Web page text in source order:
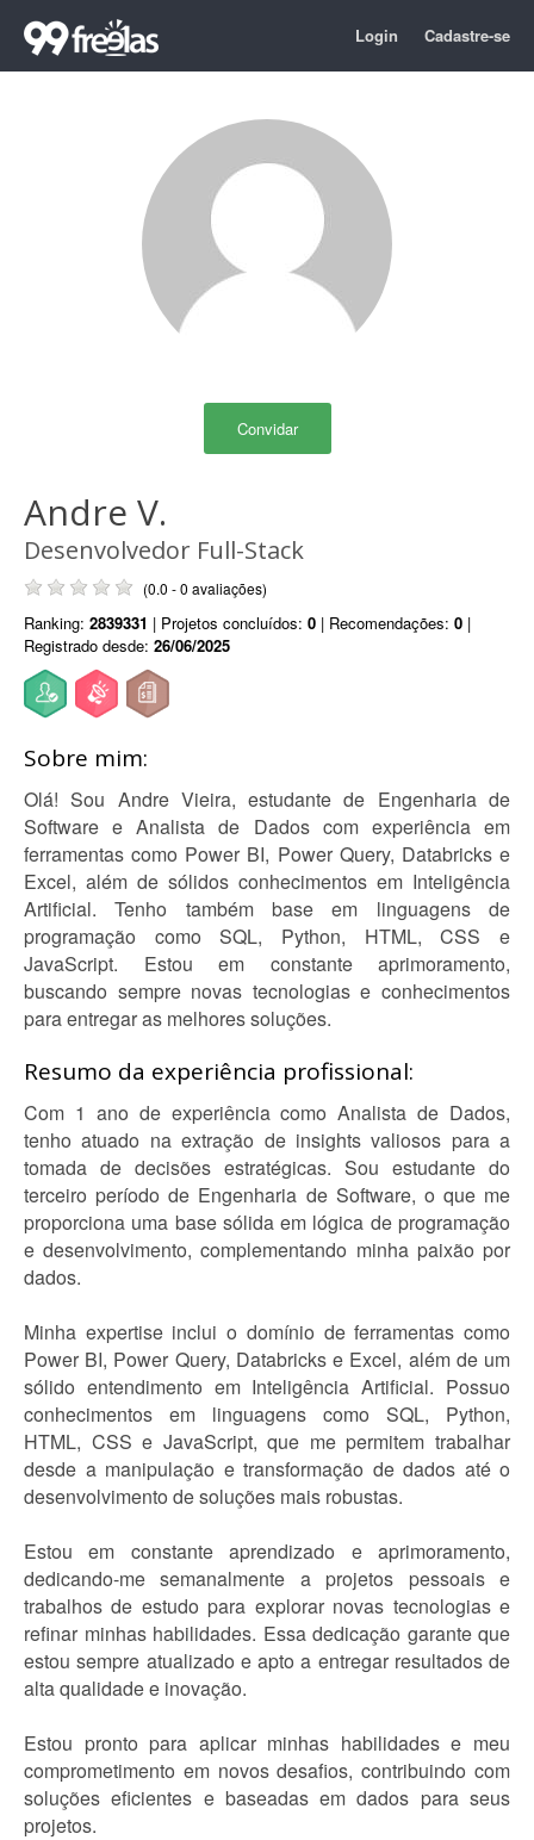
Login Cadastre-se
Convidar
Andre V.
Desenvolvedor Full-Stack
(0.0 - 0 avaliações)
Ranking: 2839331 | Projetos concluídos: 0 | Recomendações: 0 |
Registrado desde: 26/06/2025
Sobre mim:
Olá! Sou Andre Vieira, estudante de Engenharia de
Software e Analista de Dados com experiência em
ferramentas como Power BI, Power Query, Databricks e
Excel, além de sólidos conhecimentos em Inteligência
Artificial. Tenho também base em linguagens de
programação como SQL, Python, HTML, CSS e
JavaScript. Estou em constante aprimoramento,
buscando sempre novas tecnologias e conhecimentos
para entregar as melhores soluções.
Resumo da experiência profissional:
Com 1 ano de experiência como Analista de Dados,
tenho atuado na extração de insights valiosos para a
tomada de decisões estratégicas. Sou estudante do
terceiro período de Engenharia de Software, o que me
proporciona uma base sólida em lógica de programação
e desenvolvimento, complementando minha paixão por
dados.
Minha expertise inclui o domínio de ferramentas como
Power BI, Power Query, Databricks e Excel, além de um
sólido entendimento em Inteligência Artificial. Possuo
conhecimentos em linguagens como SQL, Python,
HTML, CSS e JavaScript, que me permitem trabalhar
desde a manipulação e transformação de dados até o
desenvolvimento de soluções mais robustas.
Estou em constante aprendizado e aprimoramento,
dedicando-me semanalmente a projetos pessoais e
trabalhos de estudo para explorar novas tecnologias e
refinar minhas habilidades. Essa dedicação garante que
estou sempre atualizado e apto a entregar resultados de
alta qualidade e inovação.
Estou pronto para aplicar minhas habilidades e meu
comprometimento em novos desafios, contribuindo com
soluções eficientes e baseadas em dados para seus
projetos.